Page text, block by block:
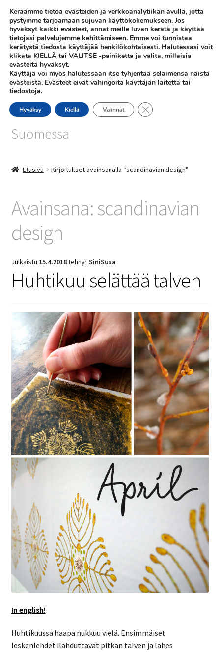
Siirry
navigointiin
Siirry
sisältöön
Valikko
SHOP
INFO
SiniSusan kortit painetaan
Suomessa
Etusivu Kirjoitukset avainsanalla “scandinavian design”
Avainsana:scandinavian
design
Julkaistu 15.4.2018tehnytSiniSusa
Huhtikuu selättää talven
In english!
Huhtikuussa haapa nukkuu vielä. Ensimmäiset
leskenlehdet ilahduttavat pitkän talven ja lähes
Keräämme tietoa evästeiden ja verkkoanalytiikan avulla, jotta
pystymme tarjoamaan sujuvan käyttökokemukseen. Jos
hyväksyt kaikki evästeet, annat meille luvan kerätä ja käyttää
tietojasi palvelujemme kehittämiseen. Emme voi tunnistaa
kerätystä tiedosta käyttäjää henkilökohtaisesti. Halutessasi voit
klikata KIELLÄ tai VALITSE -painiketta ja valita, millaisia
evästeitä hyväksyt.
Käyttäjä voi myös halutessaan itse tyhjentää selaimensa näistä
evästeistä. Evästeet eivät vahingoita käyttäjän laitetta tai
tiedostoja.
Hyväksy Kiellä Valinnat Sulje evästebanneri